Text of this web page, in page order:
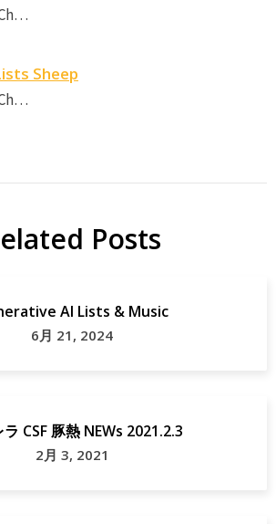
Sheep
Posts
AI Lists & Music
6月 21, 2024
CSF 豚熱 NEWs 2021.2.3
2月 3, 2021